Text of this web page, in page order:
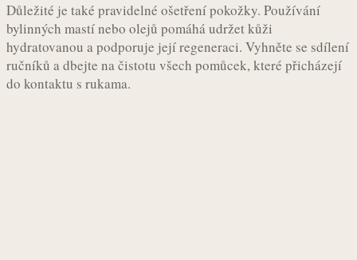
Důležité je také pravidelné ošetření pokožky. Používání
bylinných mastí nebo olejů pomáhá udržet kůži
hydratovanou a podporuje její regeneraci. Vyhněte se sdílení
ručníků a dbejte na čistotu všech pomůcek, které přicházejí
do kontaktu s rukama.